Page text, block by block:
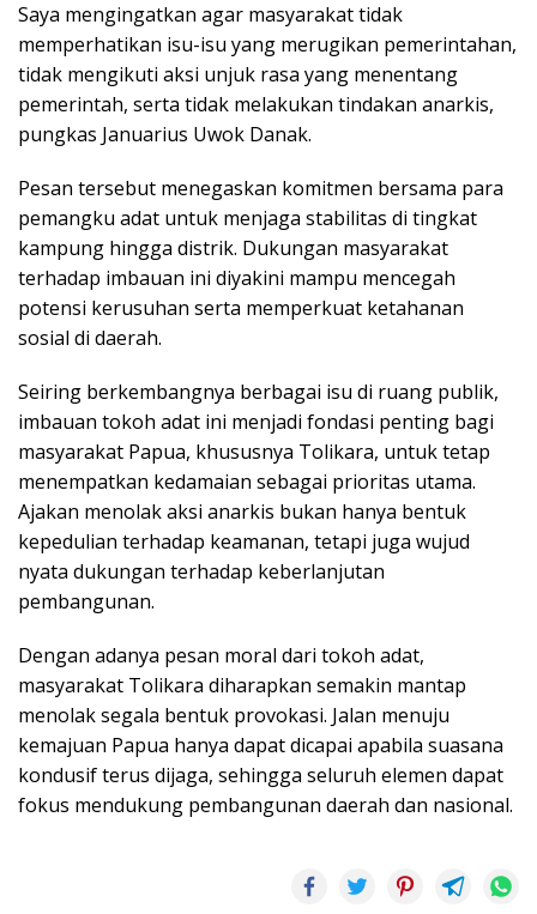
Saya mengingatkan agar masyarakat tidak
memperhatikan isu-isu yang merugikan pemerintahan,
tidak mengikuti aksi unjuk rasa yang menentang
pemerintah, serta tidak melakukan tindakan anarkis,
pungkas Januarius Uwok Danak.
Pesan tersebut menegaskan komitmen bersama para
pemangku adat untuk menjaga stabilitas di tingkat
kampung hingga distrik. Dukungan masyarakat
terhadap imbauan ini diyakini mampu mencegah
potensi kerusuhan serta memperkuat ketahanan
sosial di daerah.
Seiring berkembangnya berbagai isu di ruang publik,
imbauan tokoh adat ini menjadi fondasi penting bagi
masyarakat Papua, khususnya Tolikara, untuk tetap
menempatkan kedamaian sebagai prioritas utama.
Ajakan menolak aksi anarkis bukan hanya bentuk
kepedulian terhadap keamanan, tetapi juga wujud
nyata dukungan terhadap keberlanjutan
pembangunan.
Dengan adanya pesan moral dari tokoh adat,
masyarakat Tolikara diharapkan semakin mantap
menolak segala bentuk provokasi. Jalan menuju
kemajuan Papua hanya dapat dicapai apabila suasana
kondusif terus dijaga, sehingga seluruh elemen dapat
fokus mendukung pembangunan daerah dan nasional.